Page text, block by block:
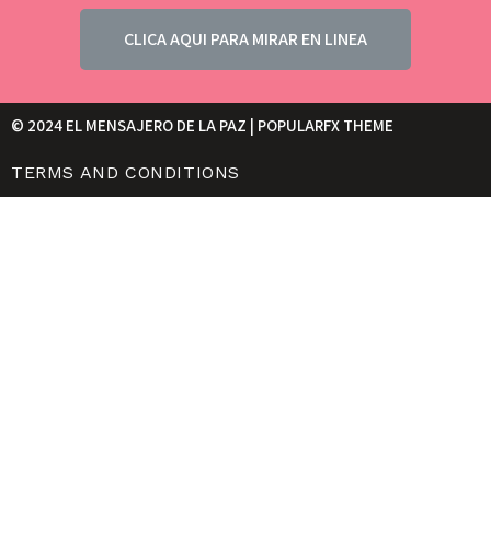
CLICA AQUI PARA MIRAR EN LINEA
© 2024 EL MENSAJERO DE LA PAZ | POPULARFX THEME
TERMS AND CONDITIONS